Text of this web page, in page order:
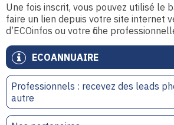
ECOANNUAIRE
Professionnels : recevez des leads
autre
Une fois inscrit, vous pouvez utilisé le
faire un lien depuis votre site internet
d’ECOinfos ou votre fiche